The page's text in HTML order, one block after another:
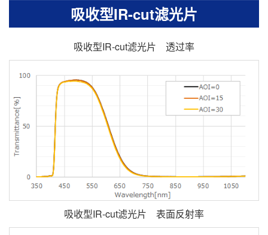
吸收型IR-cut滤光片
吸收型IR-cut滤光片 透过率
吸收型IR-cut滤光片 表面反射率